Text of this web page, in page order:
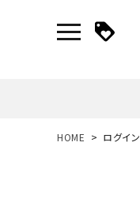
新規会員登録｜ログイン
HOME ログイン